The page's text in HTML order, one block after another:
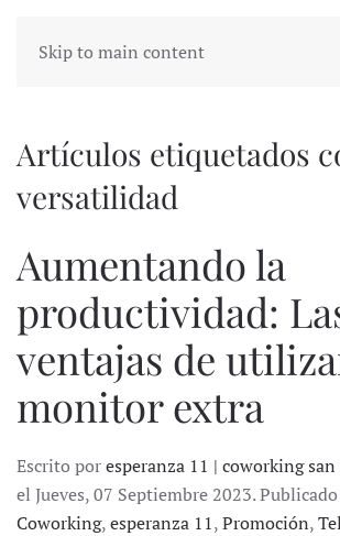
Skip to main content
Artículos etiquetados
versatilidad
Aumentando la
productividad:
ventajas de
monitor extra
Escrito poresperanza 11 | coworking
el Jueves, 07 Septiembre 2023.
Coworking,esperanza 11,Promoción,